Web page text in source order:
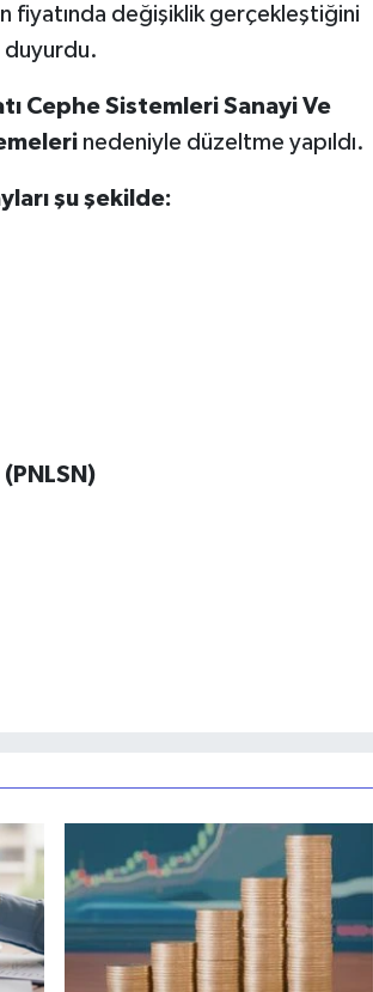
fiyatında değişiklik gerçekleştiğini
duyurdu.
Cephe Sistemleri Sanayi Ve
nedeniyle düzeltme yapıldı.
şu şekilde: